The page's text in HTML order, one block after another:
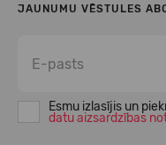
JAUNUMU VĒSTULES
Esmu izlasījis un
datu aizsardzības